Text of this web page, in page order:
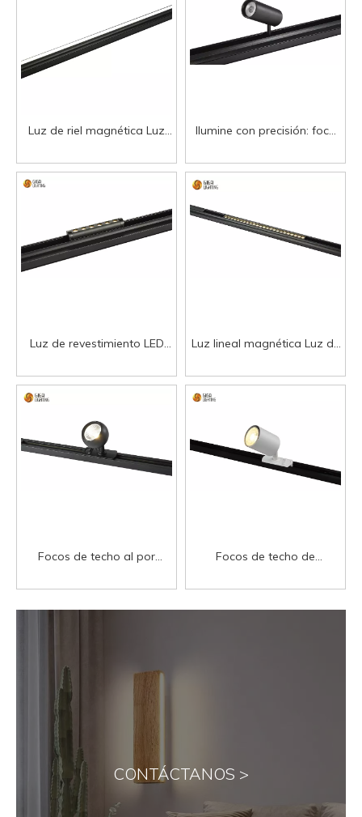
magnética
Luz de riel magnética Luz
techo montado en
de luz principal Decoración
del hogar Luz magnética
Ilumine con precisión: foco
soluciones de iluminación
Luz de revestimiento LED
granel en fábrica CE Ilumine
revestimiento LED
magnético
Luz lineal magnética Luz de
montado en superficie sin
principal Decoración del
hogar Luz magnética
Focos de techo al por
luz de techo montada en
superficie de aluminio
Lámpara de techo
Focos de techo de
CONTÁCTANOS >